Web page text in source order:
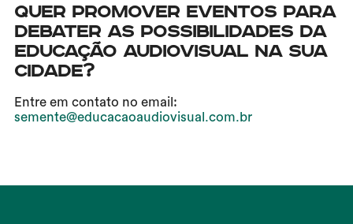
Quer promover eventos para
debater as possibilidades da
Educação Audiovisual na sua
cidade?
Entre em contato no email:
semente@educacaoaudiovisual.com.br